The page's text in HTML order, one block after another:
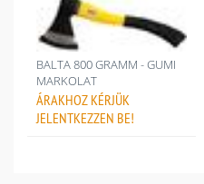
BALTA 800 GRAMM - GUMI
MARKOLAT
ÁRAKHOZ KÉRJÜK
JELENTKEZZEN BE!